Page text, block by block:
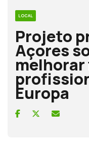
LOCAL
Projeto
Açores
Europa